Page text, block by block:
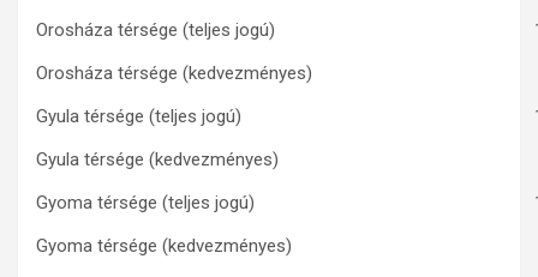
Orosháza térsége (teljes jogú)
Orosháza térsége (kedvezményes)
Gyula térsége (teljes jogú)
Gyula térsége (kedvezményes)
Gyoma térsége (teljes jogú)
Gyoma térsége (kedvezményes)